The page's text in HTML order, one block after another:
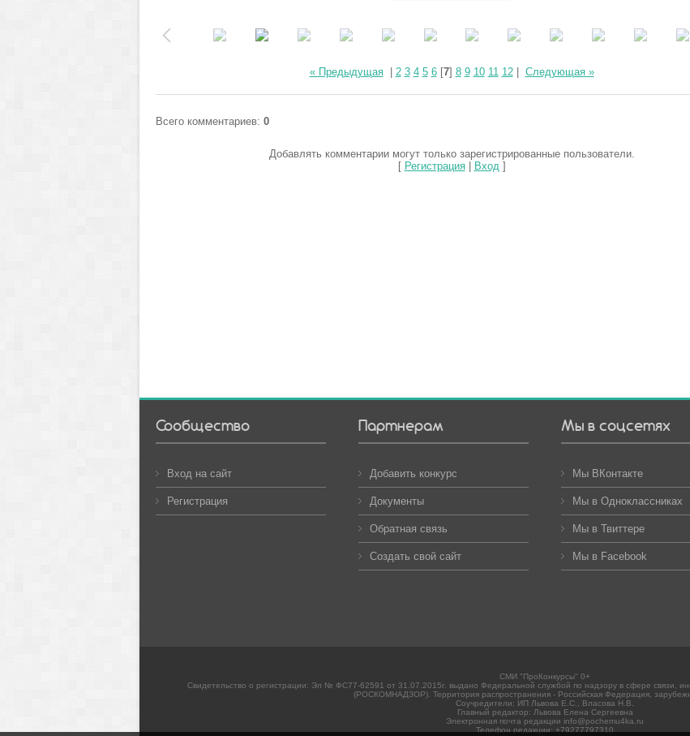
« Предыдущая| 2 3 4 5 6[7] 8 9 10 11 12| Следующая »
Всего комментариев: 0
Добавлять комментарии могут только зарегистрированные пользователи.
[ Регистрация| Вход]
Сообщество
Вход на сайт
Регистрация
Партнерам
Добавить конкурс
Документы
Обратная связь
Создать свой сайт
Мы в соцсетях
Мы ВКонтакте
Мы в Одноклассниках
Мы в Твиттере
Мы в Facebook
СМИ "ПроКонкурсы" 0+
Свидетельство о регистрации: Эл № ФС77-62591 от 31.07.2015г. выдано Федеральной службой по надзору в сфере связи,
(РОСКОМНАДЗОР). Территория распространения - Российская Федерация,
Соучредители: ИП Львова Е.С., Власова Н.В.
Главный редактор: Львова Елена Сергеевна
Электронная почта редакции info@pochemu4ka.ru
Телефон редакции: +79277797310